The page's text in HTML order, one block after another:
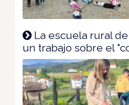
La escuela rural
un trabajo sobre el